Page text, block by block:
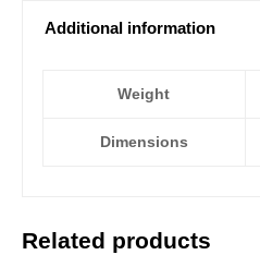
Additional information
Weight
Dimensions
Related products